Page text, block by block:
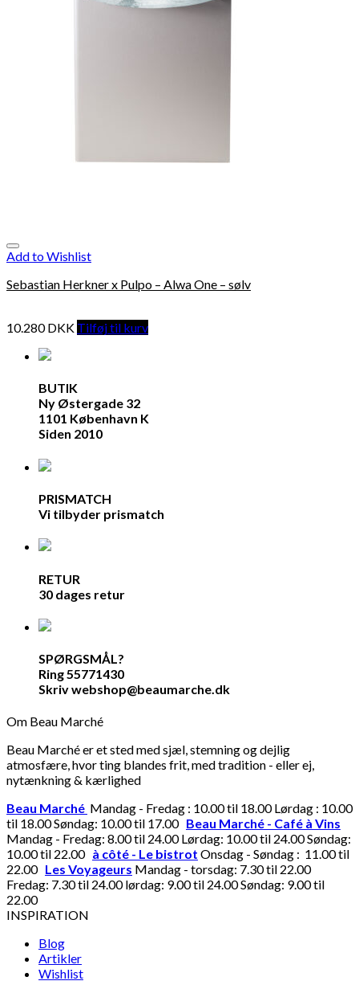
Add to Wishlist
Sebastian Herkner x Pulpo – Alwa One – sølv
10.280DKK Tilføj til kurv
BUTIK
Ny Østergade 32
1101 København K
Siden 2010
PRISMATCH
Vi tilbyder prismatch
RETUR
30 dages retur
SPØRGSMÅL?
Ring 55771430
Skriv webshop@beaumarche.dk
Om Beau Marché
Beau Marché er et sted med sjæl, stemning og dejlig
atmosfære, hvor ting blandes frit, med tradition - eller ej,
nytænkning & kærlighed
Beau Marché Mandag - Fredag : 10.00 til 18.00 Lørdag : 10.00
til 18.00 Søndag: 10.00 til 17.00 Beau Marché - Café à Vins
Mandag - Fredag: 8.00 til 24.00 Lørdag: 10.00 til 24.00 Søndag:
10.00 til 22.00 à côté - Le bistrot Onsdag - Søndag : 11.00 til
22.00 Les Voyageurs Mandag - torsdag: 7.30 til 22.00
Fredag: 7.30 til 24.00 lørdag: 9.00 til 24.00 Søndag: 9.00 til
22.00
INSPIRATION
Blog
Artikler
Wishlist